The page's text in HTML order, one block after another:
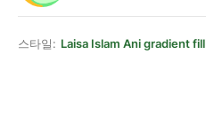
스타일: Laisa Islam Ani gradient fill